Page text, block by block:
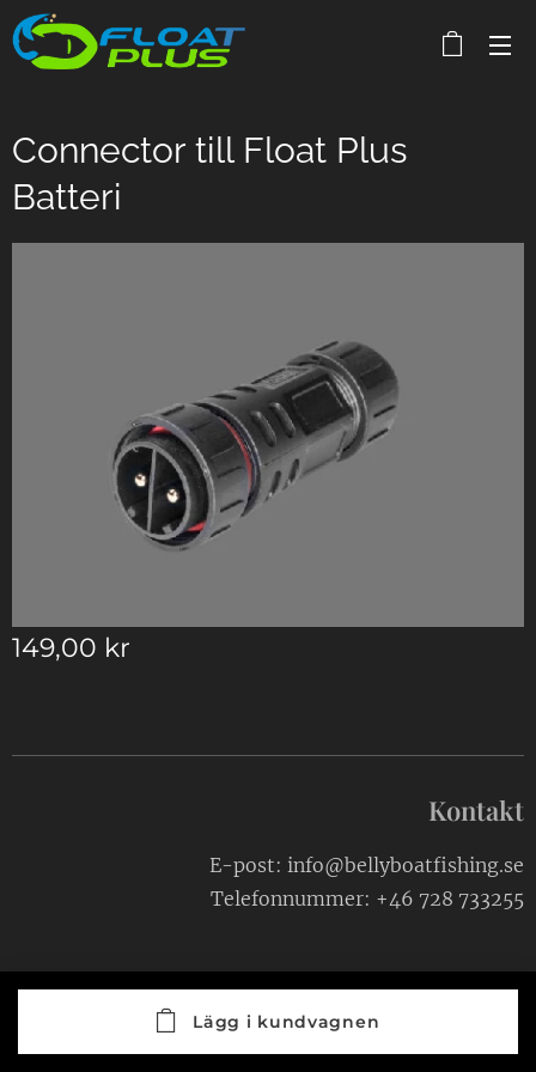
Connector till Float Plus
Batteri
149,00 kr
Lägg i kundvagnen
Kontakt
E-post: info@bellyboatfishing.se
Telefonnummer: +46 728 733255